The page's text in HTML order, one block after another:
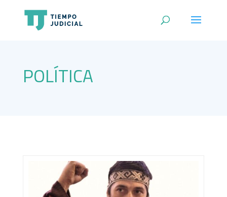
POLÍTICA